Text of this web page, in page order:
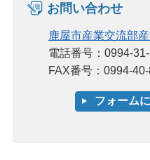
お問い合わせ
鹿屋市産業交流部
電話番号：0994-
FAX番号：0994-